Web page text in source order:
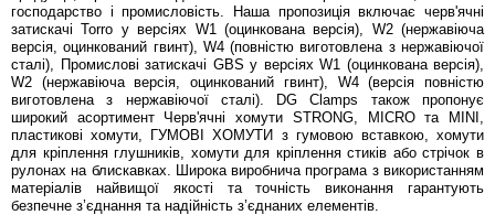
господарство і промисловість. Наша пропозиція включає черв'ячні
затискачі Torro у версіях W1 (оцинкована версія), W2 (нержавіюча
версія, оцинкований гвинт), W4 (повністю виготовлена ​​з нержавіючої
сталі), Промислові затискачі GBS у версіях W1 (оцинкована версія),
W2 (нержавіюча версія, оцинкований гвинт), W4 (версія повністю
виготовлена ​​з нержавіючої сталі). DG Clamps також пропонує
широкий асортимент Черв'ячні хомути STRONG, MICRO та MINI,
пластикові хомути, ГУМОВІ ХОМУТИ з гумовою вставкою, хомути
для кріплення глушників, хомути для кріплення стиків або стрічок в
рулонах на блискавках. Широка виробнича програма з використанням
матеріалів найвищої якості та точність виконання гарантують
безпечне з’єднання та надійність з’єднаних елементів.